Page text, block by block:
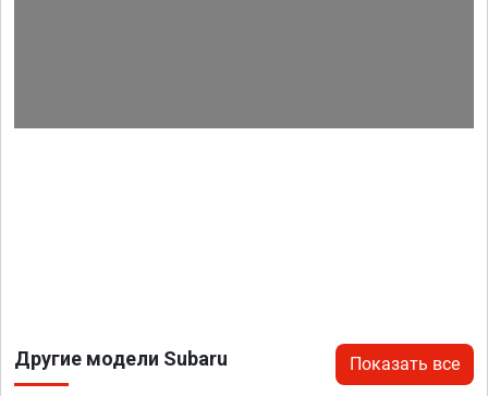
Другие модели Subaru Показать все